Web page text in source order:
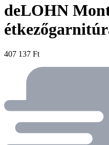
deLOHN
407 137 Ft